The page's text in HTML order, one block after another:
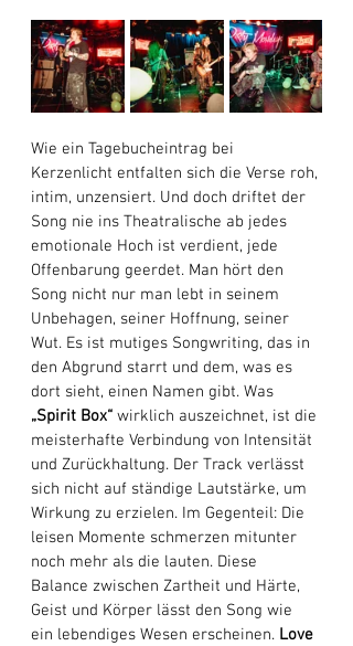
Wie ein Tagebucheintrag bei
Kerzenlicht entfalten sich die Verse roh,
intim, unzensiert. Und doch driftet der
Song nie ins Theatralische ab jedes
emotionale Hoch ist verdient, jede
Offenbarung geerdet. Man hört den
Song nicht nur man lebt in seinem
Unbehagen, seiner Hoffnung, seiner
Wut. Es ist mutiges Songwriting, das in
den Abgrund starrt und dem, was es
dort sieht, einen Namen gibt. Was
„Spirit Box“ wirklich auszeichnet, ist die
meisterhafte Verbindung von Intensität
und Zurückhaltung. Der Track verlässt
sich nicht auf ständige Lautstärke, um
Wirkung zu erzielen. Im Gegenteil: Die
leisen Momente schmerzen mitunter
noch mehr als die lauten. Diese
Balance zwischen Zartheit und Härte,
Geist und Körper lässt den Song wie
ein lebendiges Wesen erscheinen. Love